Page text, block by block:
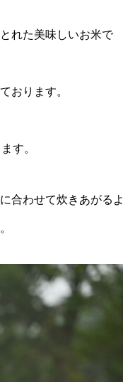
れた美味しいお米で
おります。
す。
合わせて炊きあがるよ